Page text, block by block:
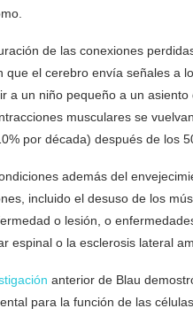
de las conexiones
el cerebro envía señales a
un niño pequeño a un asiento
musculares se
por década) después de los
además del
incluido el desuso de los
o lesión, o
espinal o la esclerosis lateral
anterior de Blau
para la función de las